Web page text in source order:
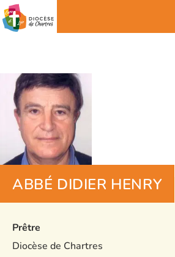
ABBÉ DIDIER HENRY
Prêtre
Diocèse de Chartres